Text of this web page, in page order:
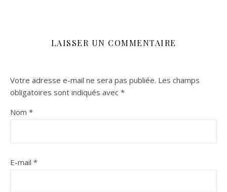
LAISSER UN COMMENTAIRE
Votre adresse e-mail ne sera pas publiée. Les champs
obligatoires sont indiqués avec *
Nom *
E-mail *